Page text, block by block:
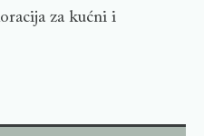
za kućni i